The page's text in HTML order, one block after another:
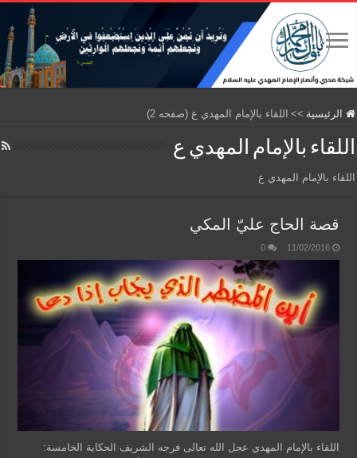
الرئيسية >> اللقاء بالإمام المهدي ع (صفحه 2)
اللقاء بالإمام المهدي ع
اللقاء بالإمام المهدي ع
قصة الحاج عليّ المكي
11/02/2016
0
اللقاء بالإمام المهدي عجل الله تعالى فرجه الشريف الحكاية الخامسة: